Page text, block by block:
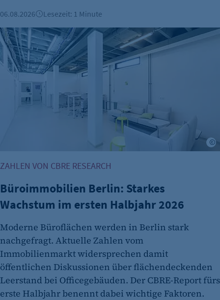
Benutzer-Sessions (z. B. bei Login, Umfrage
oder Formularen). Wird auch bei Caching zur
Identifizierung verwendet.
Cookie Laufzeit:
Session
Cookie Consent
cookie_consent
Dieser Cookie speichert die ausgewählten
1 Jahr
etracker Analytics
06.08.2026 Lesezeit: 1 Minute
Büroimmobilien Berlin: Starkes Wachstum im ersten
ZAHLEN VON CBRE RESEARCH
Büroimmobilien Berlin: Starkes
Wachstum im ersten Halbjahr 2026
Moderne Büroflächen werden in Berlin stark
nachgefragt. Aktuelle Zahlen vom
Immobilienmarkt widersprechen damit
öffentlichen Diskussionen über flächendeckenden
Leerstand bei Officegebäuden. Der CBRE-Report fürs
erste Halbjahr benennt dabei wichtige Faktoren.